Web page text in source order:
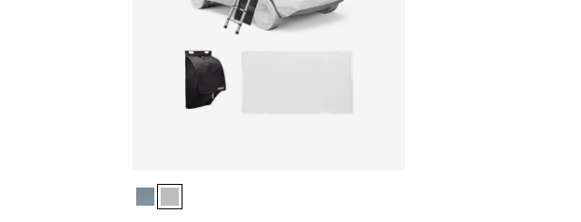
Thule Widesky – zestaw basecamp essentials Ciemnoszary
Thule Widesky – zestaw basecamp essentials Szary Ashland (selected)